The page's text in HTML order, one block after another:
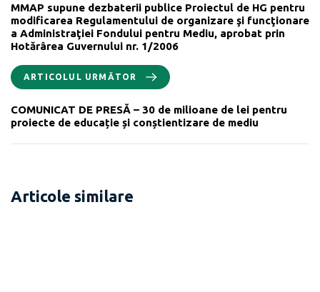
MMAP supune dezbaterii publice Proiectul de HG pentru
modificarea Regulamentului de organizare şi funcţionare
a Administraţiei Fondului pentru Mediu, aprobat prin
Hotărârea Guvernului nr. 1/2006
ARTICOLUL URMĂTOR
COMUNICAT DE PRESĂ – 30 de milioane de lei pentru
proiecte de educație și conștientizare de mediu
Articole similare